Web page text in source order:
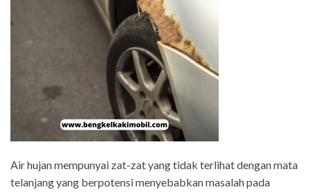
Air hujan mempunyai zat-zat yang tidak terlihat dengan mata
telanjang yang berpotensi menyebabkan masalah pada